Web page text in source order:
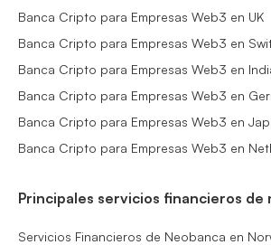
Banca Cripto para Empresas Web3 en UK
Banca Cripto para Empresas Web3 en
Banca Cripto para Empresas Web3 en
Banca Cripto para Empresas Web3 en
Banca Cripto para Empresas Web3 en
Banca Cripto para Empresas Web3 en
Principales servicios financieros de
Servicios Financieros de Neobanca en